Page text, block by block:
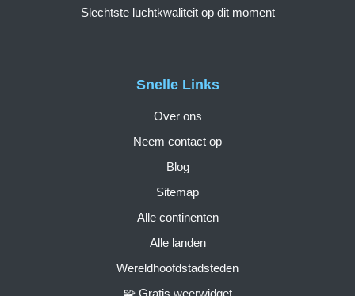
Snelle Links
Over ons
Neem contact op
Blog
Sitemap
Alle continenten
Alle landen
Wereldhoofdstadsteden
🧩 Gratis weerwidget
Slechtste luchtkwaliteit op dit moment